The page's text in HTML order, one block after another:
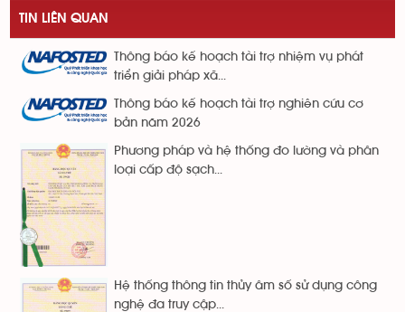
TIN LIÊN QUAN
Thông báo kế hoạch tài trợ nhiệm vụ phát
triển giải pháp xã...
Thông báo kế hoạch tài trợ nghiên cứu cơ
bản năm 2026
Phương pháp và hệ thống đo lường và phân
loại cấp độ sạch...
Hệ thống thông tin thủy âm số sử dụng công
nghệ đa truy cập...